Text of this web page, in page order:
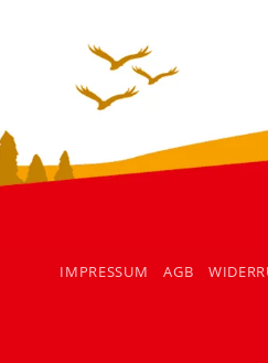
IMPRESSUM AGB